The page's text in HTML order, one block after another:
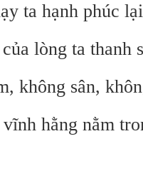
ta hạnh phúc
lòng ta thanh
không sân,
hằng nằm